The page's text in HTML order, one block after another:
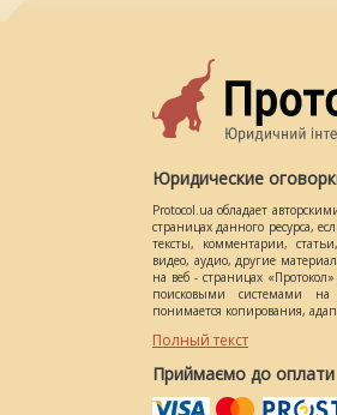
Юридические
Protocol.ua обладает
страницах данного ресурса,
тексты, комментарии,
видео, аудио, другие
на веб - страницах
поисковыми системами на
понимается копирования,
Полный текст
Приймаємо до оплати